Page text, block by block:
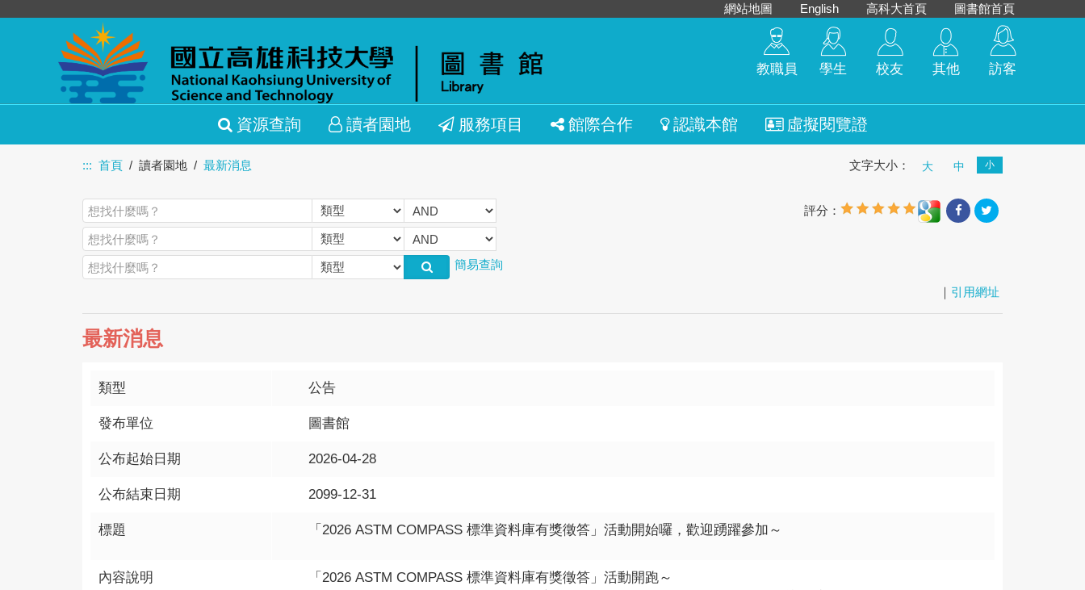
網站地圖 English 高科大首頁 圖書館首頁
教職員 學生 校友 其他 訪客
資源查詢 讀者園地 服務項目 館際合作 認識本館 虛擬閱覽證
::: 首頁 讀者園地 最新消息 文字大小： 大 中 小
簡易查詢
評分：
｜ 引用網址
最新消息
類型 公告
發布單位 圖書館
公布起始日期 2026-04-28
公布結束日期 2099-12-31
標題 「2026 ASTM COMPASS 標準資料庫有獎徵答」活動開始囉，歡迎踴躍參加～
內容說明
「2026 ASTM COMPASS 標準資料庫有獎徵答」活動開跑～